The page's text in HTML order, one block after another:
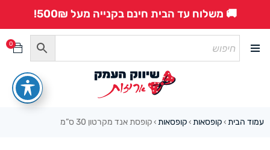
🚚 משלוח עד הבית חינם בקנייה מעל 500₪!
0
עמוד הבית › קופסאות › קופסאות › קופסת אנד מקרטון 30 ס”מ